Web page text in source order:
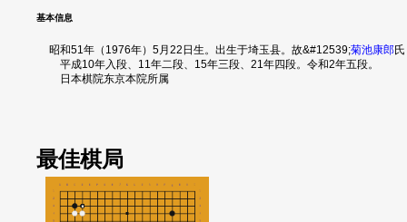
基本信息
昭和51年（1976年）5月22日生。出生于埼玉县。故&#12539;菊池康郎
平成10年入段、11年二段、15年三段、21年四段。令和2年五段。
日本棋院东京本院所属
最佳棋局